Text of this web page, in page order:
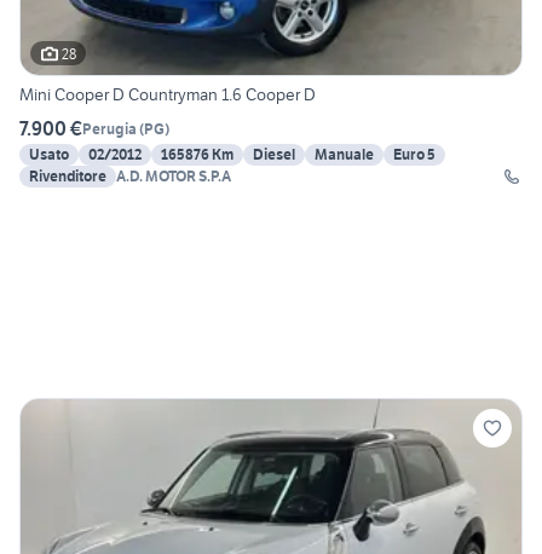
28
Mini Cooper D Countryman 1.6 Cooper D
7.900 €Perugia (PG)
Usato
02/2012 165876 Km Diesel Manuale
Euro 5
Rivenditore A.D. MOTOR S.P.A